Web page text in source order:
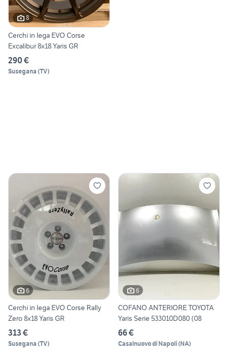
8
Cerchi in lega EVO Corse
Excalibur 8x18 Yaris GR
290 €
Susegana (TV)
6
Cerchi in lega EVO Corse Rally
Zero 8x18 Yaris GR
313 €
Susegana (TV)
6
COFANO ANTERIORE TOYOTA
Yaris Serie 533010D080 (08
66 €
Casalnuovo di Napoli(NA)